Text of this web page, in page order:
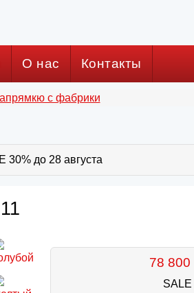
О нас Контакты
30% до 28 августа
78 800
SALE